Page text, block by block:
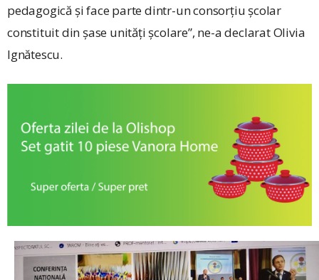
pedagogică și face parte dintr-un consorțiu școlar
constituit din șase unități școlare”, ne-a declarat Olivia
Ignătescu.